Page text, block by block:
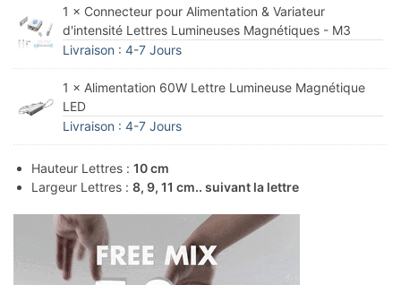
1 × Connecteur pour Alimentation & Variateur
d'intensité Lettres Lumineuses Magnétiques - M3
Livraison : 4-7 Jours
1 × Alimentation 60W Lettre Lumineuse Magnétique
LED
Livraison : 4-7 Jours
Hauteur Lettres : 10 cm
Largeur Lettres : 8, 9, 11 cm.. suivant la lettre